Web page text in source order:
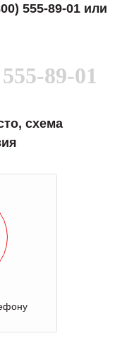
555-89-01 или
89-01
схема